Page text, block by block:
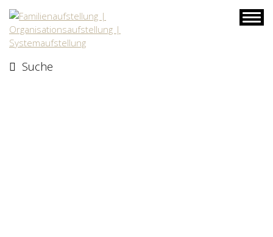
Skip
content
Suche